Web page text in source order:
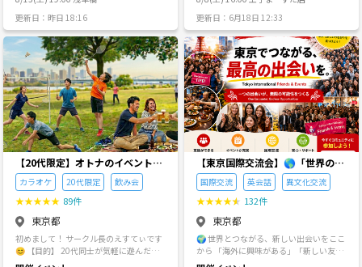
数回ある ◇遅刻時に事前に連絡が無い ◇
予約が必要なイベントで、イベント参加
受付終了時間以降のキャンセル ◇3回連
続でイベント参加申込後のキャンセル ◇
連続でなくても、累計のキャンセル回数
が多い ◇キャンセル理由に納得感が得ら
れない ○連絡無しでの遅刻、不参加 ○他
の予定と重なっているにも関わらず、参
加表明をしておき、後から他の予定を優
先するためにキャンセル ◯プロフィール
やイベント参加時に攻撃的な言動、排他
的な思想、他の人を否定する発言など ◯
初対面の人に対してすぐにタメ口、質問
が過度に多いなど、馴れ馴れしい、距離
が近すぎると思われる接し方をする ○参
加費設定の詳細についてしつこく確認を
する ○イベント毎に定めている参加費・
ージ、コメントなどで不適切な対応・内
容が見られる ○他の参加者からの評判が
よくない など 【クリエーター自己紹介】
40代の都内の会社員で、経理の仕事をし
した🚪✨ 「初めてで緊張する」「一人で
参加しても大丈夫かな？」という方の気
に楽しめる温かい雰囲気づくりを大切に
しています。 皆さんと一緒に新しい趣味
を見つけたり、楽しい時間を共有できた
ら嬉しいです！ ぜひお気軽に遊びに来て
くださいね✨
更新日：昨日 18:16
ください。 全く麻雀が打てない方の為の
麻雀教室もあるので、麻雀を始めたい方
日楽しく打ってます。お話ししながら打
てたり、麻雀以外に遊びにいったりもす
るので気の合う仲間が出来ます！ 🀄️ルー
ルスターズとは？ 15年以上続く日本最大
のノーレート麻雀オフ会サークル。延べ5
000人以上が参加。 麻雀プロやMリーガ
ーも多数参加しており、毎日楽しい麻雀
オフ会を開催しています。 🧑‍🎓麻雀教室 イ
チから麻雀を覚えてたい方の為の特別教
室～中級者教室、プロ試験受験教室、麻
雀プロ教室まで幅広く開催。 🀄️タイトル
戦 年に1回の麻雀オフ会日本一決定戦を
始め、4ヶ月に1度の雀帝戦、各リーグ戦
(雀星戦、最強リーグ、雀剛リーグ、ひよ
こリーグなど) タイトル戦決勝大会では小
林剛プロなど著名な麻雀プロも参戦しま
す！ ☘️開催場所 池袋を中心に新宿、渋
谷、大塚、王子、九段下、綱島、大宮、
国分寺など 💻公式HP https://maajan.j
更新日：6月18日 12:33
【20代限定】オトナのイベントコ
ミュニティ♪
カラオケ 20代限定 飲み会
★★★★★ 89件
東京都
初めまして！ サークル長のえすてぃです
😊 【目的】 20代同士が気軽に遊んだ
り、飲んだりして、和気あいあいとした
【東京国際交流会】🌎「世界の人
と繋りたい」違う世界見てみたい
方は必見 ※英語喋れなくてもご
参加いただけます。
国際交流 英会話 異文化交流
★★★★★ 132件
東京都
🌍 世界とつながる、新しい出会いをここ
から 「海外に興味がある」「新しい友達
を作りたい」 そんなあなたにぴったりの